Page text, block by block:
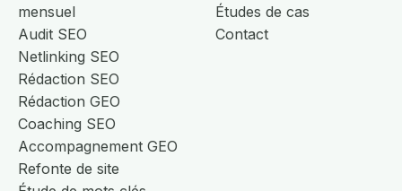
mensuel
Audit SEO
Netlinking SEO
Rédaction SEO
Rédaction GEO
Coaching SEO
Accompagnement GEO
Refonte de site
Études de cas
Contact